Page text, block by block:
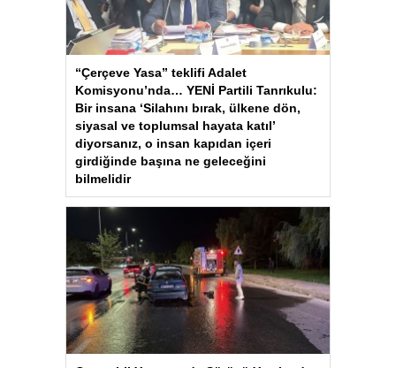
“Çerçeve Yasa” teklifi Adalet
Komisyonu’nda… YENİ Partili Tanrıkulu:
Bir insana ‘Silahını bırak, ülkene dön,
siyasal ve toplumsal hayata katıl’
diyorsanız, o insan kapıdan içeri
girdiğinde başına ne geleceğini
bilmelidir